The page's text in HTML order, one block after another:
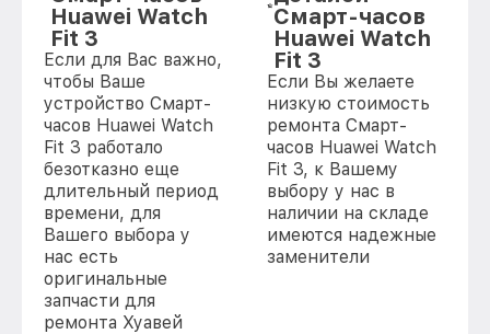
Huawei Watch
Fit 3
Если для Вас важно,
чтобы Ваше
устройство Смарт-
часов Huawei Watch
Fit 3 работало
безотказно еще
длительный период
времени, для
Вашего выбора у
нас есть
оригинальные
запчасти для
ремонта Хуавей
Смарт-часов
Huawei Watch
Fit 3
Если Вы желаете
низкую стоимость
ремонта Смарт-
часов Huawei Watch
Fit 3, к Вашему
выбору у нас в
наличии на складе
имеются надежные
заменители